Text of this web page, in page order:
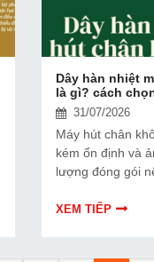
Dây hàn nhiệt
là gì? cách
31/07/2026
Máy hút chân
kém ổn định và
lượng đóng gói
rõ hơn về dây
XEM TIẾP